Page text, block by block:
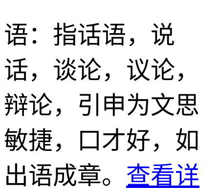
语：指话语，说
话，谈论，议论，
辩论，引申为文思
敏捷，口才好，如
出语成章。 查看详